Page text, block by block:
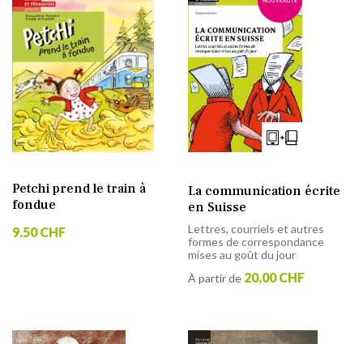
Petchi prend le train à
fondue
9.50 CHF
La communication écrite
en Suisse
Lettres, courriels et autres
formes de correspondance
mises au goût du jour
À partir de 20,00 CHF